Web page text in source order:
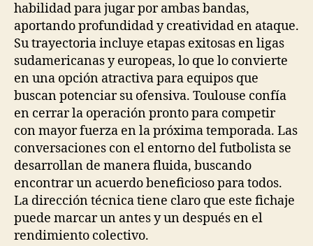
habilidad para jugar por ambas bandas,
aportando profundidad y creatividad en ataque.
Su trayectoria incluye etapas exitosas en ligas
sudamericanas y europeas, lo que lo convierte
en una opción atractiva para equipos que
buscan potenciar su ofensiva. Toulouse confía
en cerrar la operación pronto para competir
con mayor fuerza en la próxima temporada. Las
conversaciones con el entorno del futbolista se
desarrollan de manera fluida, buscando
encontrar un acuerdo beneficioso para todos.
La dirección técnica tiene claro que este fichaje
puede marcar un antes y un después en el
rendimiento colectivo.